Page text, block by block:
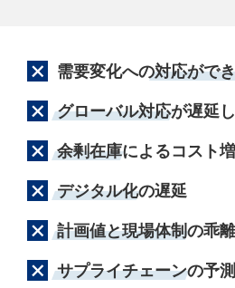
需要変化への対応がで
グローバル対応が遅延
余剰在庫によるコスト
デジタル化の遅延
計画値と現場体制の乖離
サプライチェーンの予